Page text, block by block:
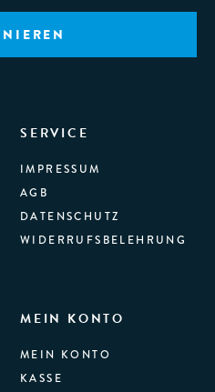
SERVICE
IMPRESSUM
AGB
DATENSCHUTZ
WIDERRUFSBELEHRUNG
MEIN KONTO
MEIN KONTO
KASSE